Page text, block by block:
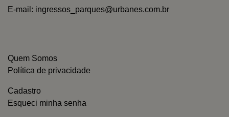
E-mail: ingressos_parques@urbanes.com.br
Quem Somos
Política de privacidade
Cadastro
Esqueci minha senha